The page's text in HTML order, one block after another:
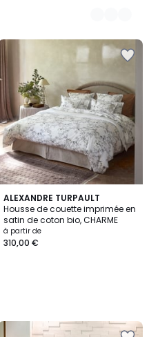
ALEXANDRE TURPAULT
Housse de couette imprimée en
satin de coton bio, CHARME
à partir de
310,00 €